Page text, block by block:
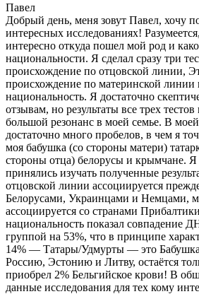
Павел
Добрый день, меня зовут Павел, хочу
интересных исследованиях!
интересно откуда пошел мой род и
национальности. Я сделал сразу три
происхождение по отцовской линии,
происхождение по материнской
национальность. Я достаточно
отзывам, но результаты все трех
большой резонанс в моей семье. В
достаточно много пробелов, в чем я
моя бабушка (со стороны матери)
стороны отца) белорусы и крымчане.
принялись изучать полученные
отцовской линии ассоциируется
Белорусами, Украинцами и Немцами,
ассоциируется со странами
национальность показал совпадение
группой на 53%, что в принципе
14% — Татары/Удмурты — это
Россию, Эстонию и Литву, остаётся
приобрел 2% Бельгийское крови! В
данные исследования для тех кому